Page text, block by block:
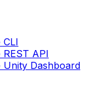
CLI
API
Unity Dashboard